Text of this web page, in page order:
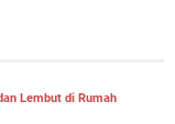
Lembut di Rumah